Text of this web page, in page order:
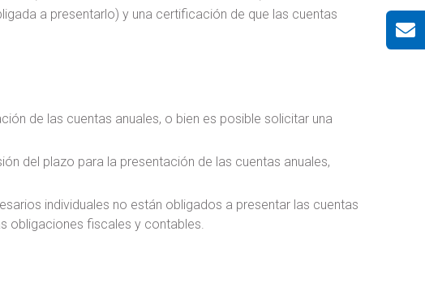
a presentarlo) y una certificación de que las cuentas
de las cuentas anuales, o bien es posible solicitar una
del plazo para la presentación de las cuentas anuales,
individuales no están obligados a presentar las cuentas
obligaciones fiscales y contables.